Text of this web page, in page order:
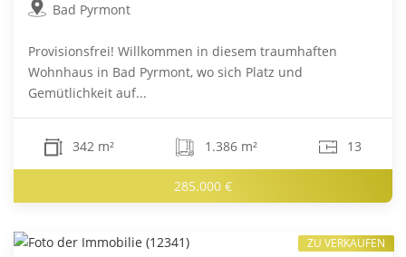
Bad Pyrmont
Provisionsfrei! Willkommen in diesem traumhaften
Wohnhaus in Bad Pyrmont, wo sich Platz und
Gemütlichkeit auf...
342 m² 1.386 m² 13
285.000 €
ZU VERKAUFEN